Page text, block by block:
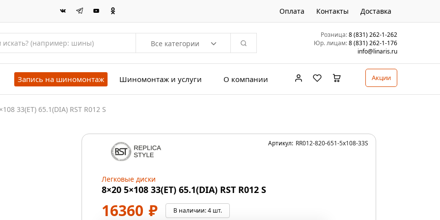
Оплата Контакты Доставка
Все категории
Розница:8 (831) 262-1-262
Юр. лицам:8 (831) 262-1-176
info@linaris.ru
Запись на шиномонтаж Шиномонтаж и услуги О компании Акции
33(ET) 65.1(DIA) RST R012 S
Легковые диски
8×20 5×108 33(ET) 65.1(DIA) RST R012 S
16360 ₽ В наличии:4 шт.
Артикул: RR012-820-651-5x108-33S